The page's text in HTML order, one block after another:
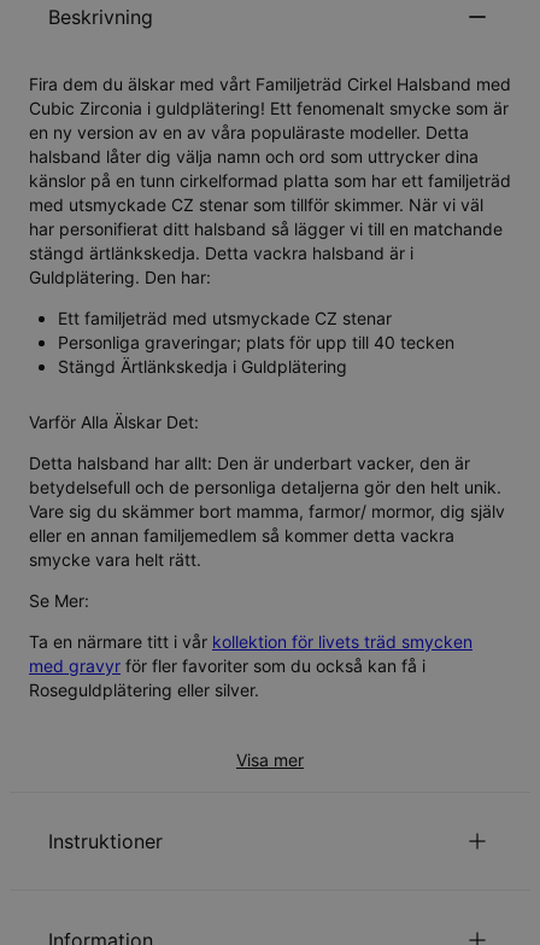
Beskrivning
Fira dem du älskar med vårt Familjeträd Cirkel Halsband med
Cubic Zirconia i guldplätering! Ett fenomenalt smycke som är
en ny version av en av våra populäraste modeller. Detta
halsband låter dig välja namn och ord som uttrycker dina
känslor på en tunn cirkelformad platta som har ett familjeträd
med utsmyckade CZ stenar som tillför skimmer. När vi väl
har personifierat ditt halsband så lägger vi till en matchande
stängd ärtlänkskedja. Detta vackra halsband är i
Guldplätering. Den har:
Ett familjeträd med utsmyckade CZ stenar
Personliga graveringar; plats för upp till 40 tecken
Stängd Ärtlänkskedja i Guldplätering
Visa mer
Varför Alla Älskar Det:
Detta halsband har allt: Den är underbart vacker, den är
betydelsefull och de personliga detaljerna gör den helt unik.
Vare sig du skämmer bort mamma, farmor/ mormor, dig själv
eller en annan familjemedlem så kommer detta vackra
smycke vara helt rätt.
Se Mer:
Ta en närmare titt i vår kollektion för livets träd smycken
med gravyr för fler favoriter som du också kan få i
Roseguldplätering eller silver.
Instruktioner
Klicka här
Information